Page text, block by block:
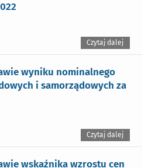
Czytaj dalej
wyniku nominalnego
i samorządowych za
Czytaj dalej
wskaźnika wzrostu cen